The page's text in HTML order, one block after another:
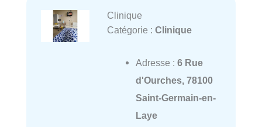
Clinique
Catégorie : Clinique
Adresse : 6 Rue
d'Ourches, 78100
Saint-Germain-en-
Laye